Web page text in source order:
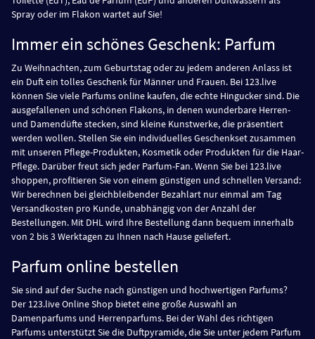
Spray oder im Flakon wartet auf Sie!
Immer ein schönes Geschenk: Parfum
Zu Weihnachten, zum Geburtstag oder zu jedem anderen Anlass ist
ein Duft ein tolles Geschenk für Männer und Frauen. Bei 123.live
können Sie viele Parfums online kaufen, die echte Hingucker sind. Die
ausgefallenen und schönen Flakons, in denen wunderbare Herren-
und Damendüfte stecken, sind kleine Kunstwerke, die präsentiert
werden wollen. Stellen Sie ein individuelles Geschenkset zusammen
mit unseren Pflege-Produkten, Kosmetik oder Produkten für die Haar-
Pflege. Darüber freut sich jeder Parfum-Fan. Wenn Sie bei 123.live
shoppen, profitieren Sie von einem günstigen und schnellen Versand:
Wir berechnen bei gleichbleibender Bezahlart nur einmal am Tag
Versandkosten pro Kunde, unabhängig von der Anzahl der
Bestellungen. Mit DHL wird Ihre Bestellung dann bequem innerhalb
von 2 bis 3 Werktagen zu Ihnen nach Hause geliefert.
Parfum online bestellen
Sie sind auf der Suche nach günstigen und hochwertigen Parfums?
Der 123.live Online Shop bietet eine große Auswahl an
Damenparfums und Herrenparfums. Bei der Wahl des richtigen
Parfums unterstützt Sie die Duftpyramide, die Sie unter jedem Parfum